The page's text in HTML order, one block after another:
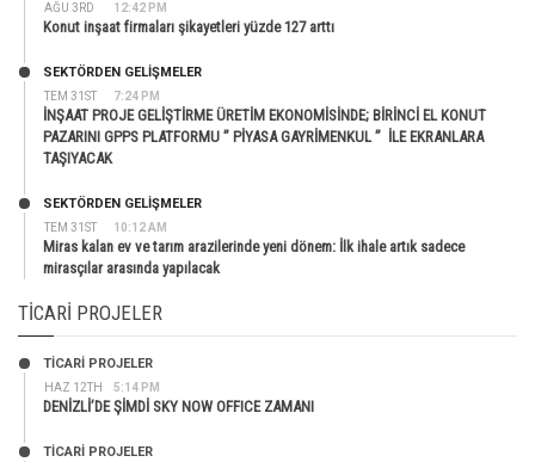
AĞU 3RD 12:42 PM
Konut inşaat firmaları şikayetleri yüzde 127 arttı
TEM 31ST 7:24 PM
SEKTÖRDEN GELIŞMELER
İNŞAAT PROJE GELİŞTİRME ÜRETİM EKONOMİSİNDE; BİRİNCİ EL KONUT
PAZARINI GPPS PLATFORMU ” PİYASA GAYRİMENKUL ” İLE EKRANLARA
TAŞIYACAK
TEM 31ST 10:12 AM
SEKTÖRDEN GELIŞMELER
Miras kalan ev ve tarım arazilerinde yeni dönem: İlk ihale artık sadece
mirasçılar arasında yapılacak
TICARI PROJELER
HAZ 12TH 5:14 PM
TİCARİ PROJELER
DENİZLİ’DE ŞİMDİ SKY NOW OFFICE ZAMANI
TİCARİ PROJELER